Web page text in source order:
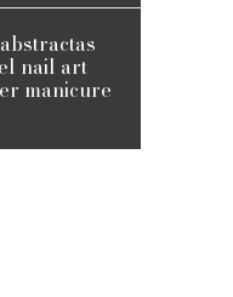
nail art
manicure